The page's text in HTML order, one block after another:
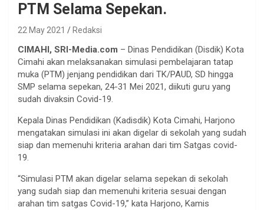
PTM Selama Sepekan.
22 May 2021 Redaksi
CIMAHI, SRI-Media.com – Dinas Pendidikan (Disdik) Kota
Cimahi akan melaksanakan simulasi pembelajaran tatap
muka (PTM) jenjang pendidikan dari TK/PAUD, SD hingga
SMP selama sepekan, 24-31 Mei 2021, diikuti guru yang
sudah divaksin Covid-19.
Kepala Dinas Pendidikan (Kadisdik) Kota Cimahi, Harjono
mengatakan simulasi ini akan digelar di sekolah yang sudah
siap dan memenuhi kriteria arahan dari tim Satgas covid-
19.
“Simulasi PTM akan digelar selama sepekan di sekolah
yang sudah siap dan memenuhi kriteria sesuai dengan
arahan tim satgas Covid-19,” kata Harjono, Kamis